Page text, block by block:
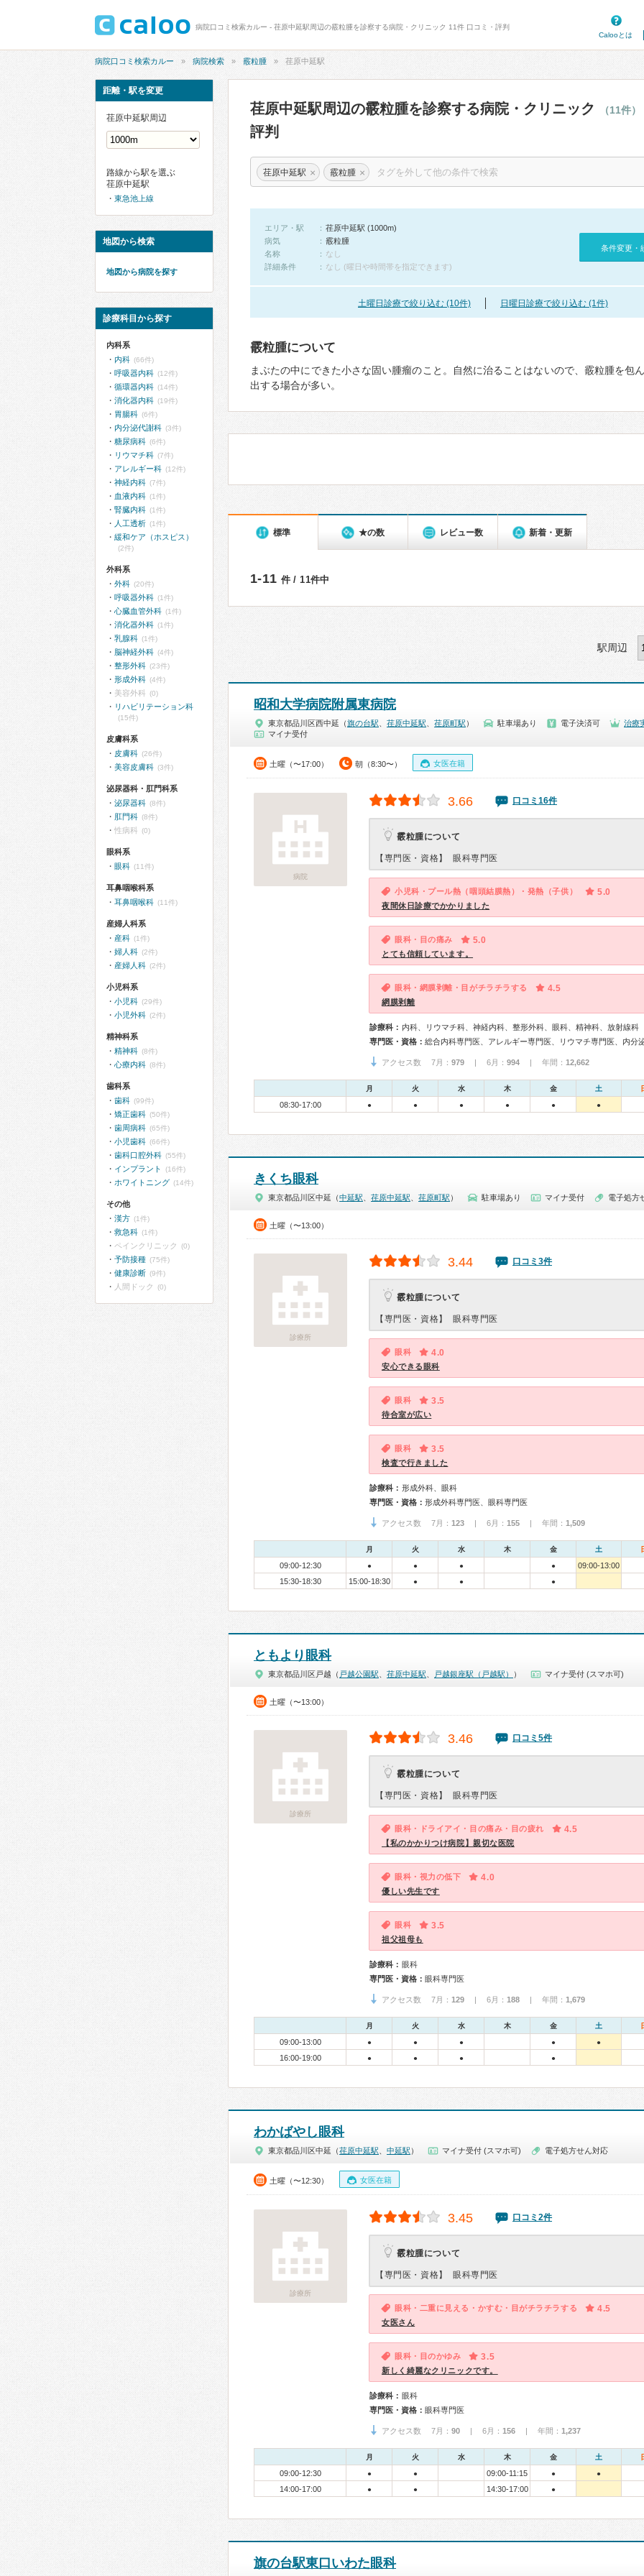
病院口コミ検索カルー - 荏原中延駅周辺の霰粒腫を診察する病院・クリニック 11件 口コミ・評判
Calooとは
病院口コミ検索カルー 病院検索 霰粒腫 荏原中延駅
荏原中延駅周辺の霰粒腫を診察する病院・クリニック （11件）
評判
荏原中延駅 × 霰粒腫 ×
エリア・駅
荏原中延駅 (1000m)
病気
霰粒腫
名称
なし
詳細条件
なし (曜日や時間帯を指定できます)
条件変更・
土曜日診療で絞り込む (10件) 日曜日診療で絞り込む (1件)
霰粒腫について
まぶたの中にできた小さな固い腫瘤のこと。自然に治ることはないので、霰粒腫を包
出する場合が多い。
標準 ★の数 レビュー数 新着・更新
1-11 件 / 11件中
駅周辺
昭和大学病院附属東病院
東京都品川区西中延（旗の台駅 荏原中延駅 荏原町駅 ） 駐車場あり 電子決済可
治療
マイナ受付
土曜（〜17:00） 朝（8:30〜） 女医在籍
病院
3.66 口コミ16件
霰粒腫について
【専門医・資格】 眼科専門医
小児科・プール熱（咽頭結膜熱）・発熱（子供） 5.0
夜間休日診療でかかりました
眼科・目の痛み 5.0
とても信頼しています。
眼科・網膜剥離・目がチラチラする 4.5
網膜剥離
診療科： 内科、リウマチ科、神経内科、整形外科、眼科、精神科、放射線科
専門医・資格：
アクセス数 7月： 979 | 6月： 994 | 年間： 12,662
月 火 水 木 金 土
08:30-17:00 ● ● ● ● ● ●
きくち眼科
東京都品川区中延（中延駅 荏原中延駅 荏原町駅 ） 駐車場あり マイナ受付 電子処方
土曜（〜13:00）
診療所
3.44 口コミ3件
霰粒腫について
【専門医・資格】 眼科専門医
眼科 4.0
安心できる眼科
眼科 3.5
待合室が広い
眼科 3.5
検査で行きました
診療科： 形成外科、眼科
専門医・資格： 形成外科専門医、眼科専門医
アクセス数 7月： 123 | 6月： 155 | 年間： 1,509
月 火 水 木 金 土
09:00-12:30 ● ● ● ●
09:00-13:00
15:30-18:30
15:00-18:30 ● ● ●
ともより眼科
東京都品川区戸越（ 戸越公園駅 荏原中延駅 戸越銀座駅（戸越駅） ） マイナ受付 (スマホ可)
土曜（〜13:00）
診療所
3.46 口コミ5件
霰粒腫について
【専門医・資格】 眼科専門医
眼科・ドライアイ・目の痛み・目の疲れ 4.5
【私のかかりつけ病院】親切な医院
眼科・視力の低下 4.0
優しい先生です
眼科 3.5
祖父祖母も
診療科： 眼科
専門医・資格： 眼科専門医
アクセス数 7月： 129 | 6月： 188 | 年間： 1,679
月 火 水 木 金 土
09:00-13:00 ● ● ● ● ●
16:00-19:00 ● ● ● ●
わかばやし眼科
東京都品川区中延（荏原中延駅 中延駅 ） マイナ受付 (スマホ可) 電子処方せん対応
土曜（〜12:30） 女医在籍
診療所
3.45 口コミ2件
霰粒腫について
【専門医・資格】 眼科専門医
眼科・二重に見える・かすむ・目がチラチラする 4.5
女医さん
眼科・目のかゆみ 3.5
新しく綺麗なクリニックです。
診療科： 眼科
専門医・資格： 眼科専門医
アクセス数 7月： 90 | 6月： 156 | 年間： 1,237
月 火 水 木 金 土
09:00-12:30 ● ● 09:00-11:15 ● ●
14:00-17:00 ● ● 14:30-17:00 ●
旗の台駅東口いわた眼科
距離・駅を変更
荏原中延駅周辺
路線から駅を選ぶ
荏原中延駅
東急池上線
地図から検索
地図から病院を探す
診療科目から探す
内科系
内科 (66件)
呼吸器内科 (12件)
循環器内科 (14件)
消化器内科 (19件)
胃腸科 (6件)
内分泌代謝科 (3件)
糖尿病科 (6件)
リウマチ科 (7件)
アレルギー科 (12件)
神経内科 (7件)
血液内科 (1件)
腎臓内科 (1件)
人工透析 (1件)
緩和ケア（ホスピス）
(2件)
外科系
外科 (20件)
呼吸器外科 (1件)
心臓血管外科 (1件)
消化器外科 (1件)
乳腺科 (1件)
脳神経外科 (4件)
整形外科 (23件)
形成外科 (4件)
美容外科 (0)
リハビリテーション科
(15件)
皮膚科系
皮膚科 (26件)
美容皮膚科 (3件)
泌尿器科・肛門科系
泌尿器科 (8件)
肛門科 (8件)
性病科 (0)
眼科系
眼科 (11件)
耳鼻咽喉科系
耳鼻咽喉科 (11件)
産婦人科系
産科 (1件)
婦人科 (2件)
産婦人科 (2件)
小児科系
小児科 (29件)
小児外科 (2件)
精神科系
精神科 (8件)
心療内科 (8件)
歯科系
歯科 (99件)
矯正歯科 (50件)
歯周病科 (65件)
小児歯科 (66件)
歯科口腔外科 (55件)
インプラント (16件)
ホワイトニング (14件)
その他
漢方 (1件)
救急科 (1件)
ペインクリニック (0)
予防接種 (75件)
健康診断 (9件)
人間ドック (0)